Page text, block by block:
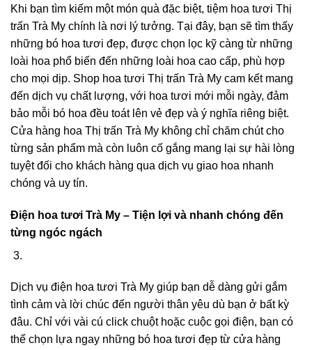
Khi bạn tìm kiếm một món quà đặc biệt, tiệm hoa tươi Thị
trấn Trà My chính là nơi lý tưởng. Tại đây, bạn sẽ tìm thấy
những bó hoa tươi đẹp, được chọn lọc kỹ càng từ những
loài hoa phổ biến đến những loài hoa cao cấp, phù hợp
cho mọi dịp. Shop hoa tươi Thị trấn Trà My cam kết mang
đến dịch vụ chất lượng, với hoa tươi mới mỗi ngày, đảm
bảo mỗi bó hoa đều toát lên vẻ đẹp và ý nghĩa riêng biệt.
Cửa hàng hoa Thị trấn Trà My không chỉ chăm chút cho
từng sản phẩm mà còn luôn cố gắng mang lại sự hài lòng
tuyệt đối cho khách hàng qua dịch vụ giao hoa nhanh
chóng và uy tín.
Điện hoa tươi Trà My – Tiện lợi và nhanh chóng đến
từng ngóc ngách
Dịch vụ điện hoa tươi Trà My giúp bạn dễ dàng gửi gắm
tình cảm và lời chúc đến người thân yêu dù bạn ở bất kỳ
đâu. Chỉ với vài cú click chuột hoặc cuộc gọi điện, bạn có
thể chọn lựa ngay những bó hoa tươi đẹp từ cửa hàng